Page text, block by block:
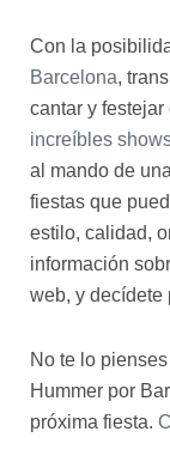
Con la
Barcelona,
cantar y
increíbles
al mando de
fiestas que
estilo, calidad,
información
web, y decídete
No te lo
Hummer por
próxima fiesta.